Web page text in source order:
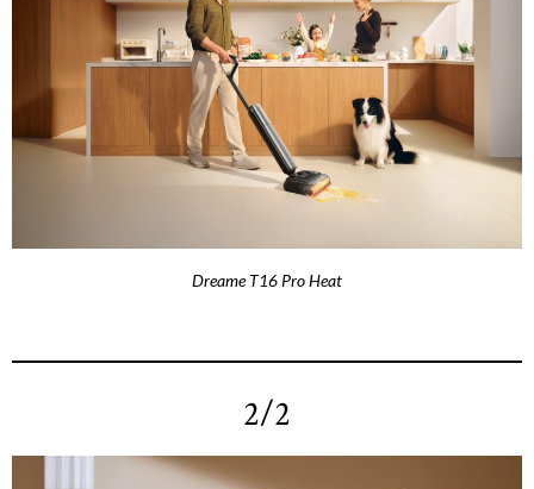
Dreame T16 Pro Heat
2/2